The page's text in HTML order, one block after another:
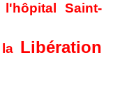
l'hôpital Saint-
Libération